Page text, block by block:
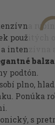
použitých
intenzívna
podtón.
plno,
Ponúka
s